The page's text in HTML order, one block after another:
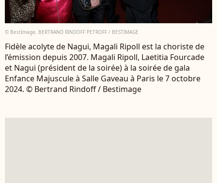
© BestImage, BERTRAND RINDOFF PETROFF / BESTIMAGE
Fidèle acolyte de Nagui, Magali Ripoll est la choriste de
l’émission depuis 2007. Magali Ripoll, Laetitia Fourcade
et Nagui (président de la soirée) à la soirée de gala
Enfance Majuscule à Salle Gaveau à Paris le 7 octobre
2024. © Bertrand Rindoff / Bestimage